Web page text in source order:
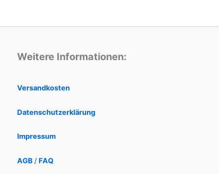
Weitere Informationen:
Versandkosten
Datenschutzerklärung
Impressum
AGB / FAQ